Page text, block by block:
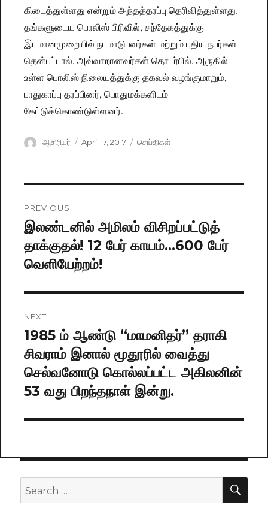
கிடைத்துள்ளது என்றும் அந்தத்தரப்பு தெரிவித்துள்ளது.
தங்களுடைய பொலிஸ் பிரிவில், சந்தேகத்துக்கு
இடமானமுறையில் நடமாடுபவர்கள் மற்றும் புதிய நபர்கள்
தென்பட்டால், அவ்வாறானவர்கள் தொடர்பில், அருகில்
உள்ள பொலிஸ் நிலையத்துக்கு தகவல் வழங்குமாறும்,
பாதுகாப்பு தரப்பினர், பொதுமக்களிடம்
கேட்டுக்கொண்டுள்ளனர்.
Author
ஆசிரியர்
Posted
April 17, 2017 Categories
செய்திகள்
navigation
PREVIOUS
Previous
post:
இலண்டனில் அமிலம் விசிறப்பட்டுத்
தாக்குதல்! 12 பேர் காயம்…600 பேர்
வெளியேற்றம்!
NEXT
Next
post:
1985 ம் ஆண்டு “மாமனிதர்” தராகி
சிவராம் இனால் மூதூரில் வைத்து
செல்வனோடு கொல்லப்பட்ட அகிலனின்
53 வது பிறந்தநாள் இன்று.
Search
for: